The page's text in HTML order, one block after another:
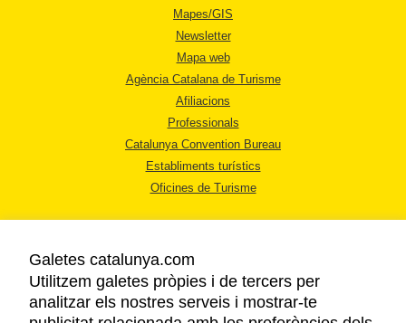
Mapes/GIS
Newsletter
Mapa web
Agència Catalana de Turisme
Afiliacions
Professionals
Catalunya Convention Bureau
Establiments turístics
Oficines de Turisme
AVÍS LEGAL
Galetes catalunya.com
Utilitzem galetes pròpies i de tercers per
analitzar els nostres serveis i mostrar-te